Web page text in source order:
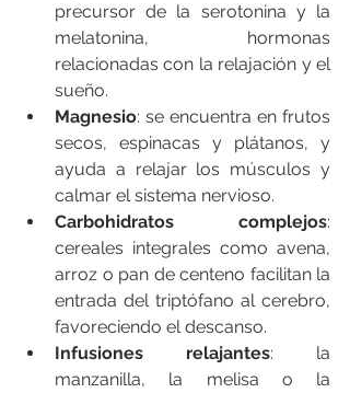
precursor de la serotonina y la
melatonina, hormonas
relacionadas con la relajación y el
sueño.
Magnesio: se encuentra en frutos
secos, espinacas y plátanos, y
ayuda a relajar los músculos y
calmar el sistema nervioso.
Carbohidratos complejos:
cereales integrales como avena,
arroz o pan de centeno facilitan la
entrada del triptófano al cerebro,
favoreciendo el descanso.
Infusiones relajantes: la
manzanilla, la melisa o la